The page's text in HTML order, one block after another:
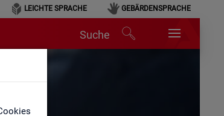
LEICHTE SPRACHE GEBÄRDENSPRACHE
Suche